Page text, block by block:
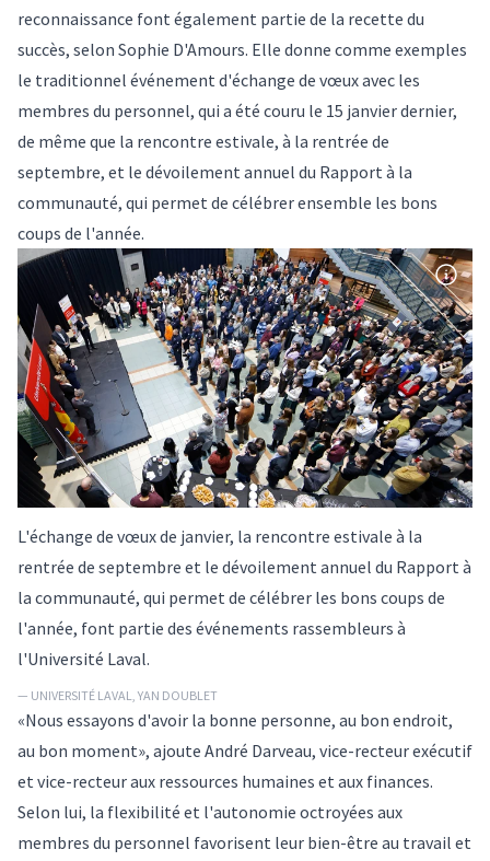
reconnaissance font également partie de la recette du
succès, selon Sophie D'Amours. Elle donne comme exemples
le traditionnel événement d'échange de vœux avec les
membres du personnel, qui a été couru le 15 janvier dernier,
de même que la rencontre estivale, à la rentrée de
septembre, et le dévoilement annuel du Rapport à la
communauté, qui permet de célébrer ensemble les bons
coups de l'année.
L'échange de vœux de janvier, la rencontre estivale à la
rentrée de septembre et le dévoilement annuel du Rapport à
la communauté, qui permet de célébrer les bons coups de
l'année, font partie des événements rassembleurs à
l'Université Laval.
— UNIVERSITÉ LAVAL, YAN DOUBLET
«Nous essayons d'avoir la bonne personne, au bon endroit,
au bon moment», ajoute André Darveau, vice-recteur exécutif
et vice-recteur aux ressources humaines et aux finances.
Selon lui, la flexibilité et l'autonomie octroyées aux
membres du personnel favorisent leur bien-être au travail et